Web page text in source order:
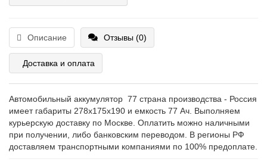
Описание Отзывы (0)
Доставка и оплата
Автомобильный аккумулятор 77 страна производства - Россия
имеет габариты 278x175x190 и емкость 77 Ач. Выполняем
курьерскую доставку по Москве. Оплатить можно наличными
при получении, либо банковским переводом. В регионы РФ
доставляем транспортными компаниями по 100% предоплате.